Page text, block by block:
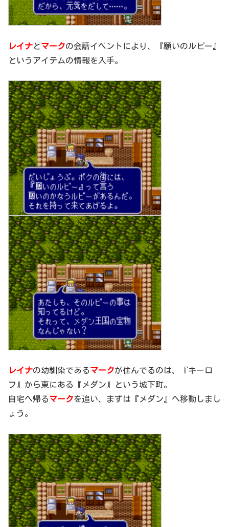
レイナとマークの会話イベントにより、『願いのルビー』
というアイテムの情報を入手。
レイナの幼馴染であるマークが住んでるのは、『キーロ
フ』から東にある『メダン』という城下町。
自宅へ帰るマークを追い、まずは『メダン』へ移動しまし
ょう。